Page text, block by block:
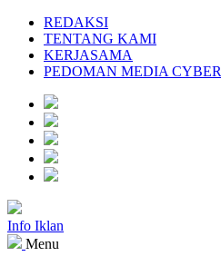
REDAKSI
TENTANG KAMI
KERJASAMA
PEDOMAN MEDIA CYBER
Info Iklan
Menu